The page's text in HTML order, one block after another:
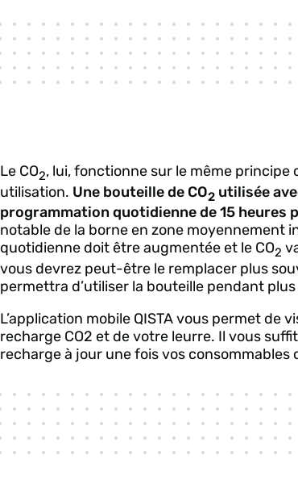
Le CO2, lui, fonctionne sur le même principe
utilisation. Une bouteille de CO2 utilisée
programmation quotidienne de 15 heures
notable de la borne en zone moyennement
quotidienne doit être augmentée et le CO2
vous devrez peut-être le remplacer plus
permettra d’utiliser la bouteille pendant
L’application mobile QISTA vous permet
recharge CO2 et de votre leurre. Il vous
recharge à jour une fois vos consommables